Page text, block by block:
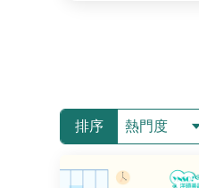
排序 熱門度